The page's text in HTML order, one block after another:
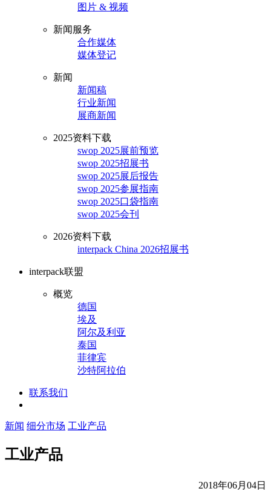
图片 & 视频
新闻服务
合作媒体
媒体登记
新闻
新闻稿
行业新闻
展商新闻
2025资料下载
swop 2025展前预览
swop 2025招展书
swop 2025展后报告
swop 2025参展指南
swop 2025口袋指南
swop 2025会刊
2026资料下载
interpack China 2026招展书
interpack联盟
概览
德国
埃及
阿尔及利亚
泰国
菲律宾
沙特阿拉伯
联系我们
新闻 细分市场 工业产品
工业产品
2018年06月04日